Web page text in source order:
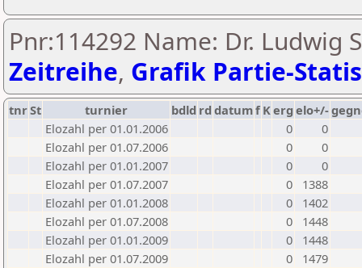
Pnr:114292 Name: Dr. Ludwig
Zeitreihe, Grafik Partie-
tnrSt turnier bdld rd datumf Kerg elo+/-
Elozahl per 01.01.2006
0
0
Elozahl per 01.07.2006
0
0
Elozahl per 01.01.2007
0
0
Elozahl per 01.07.2007
0
1388
Elozahl per 01.01.2008
0
1402
Elozahl per 01.07.2008
0
1448
Elozahl per 01.01.2009
0
1448
Elozahl per 01.07.2009
0
1479